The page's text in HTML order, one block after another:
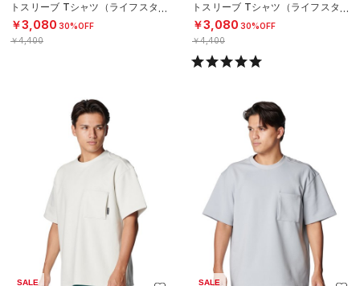
トスリーブ Tシャツ（ライフスタイ
ル/WOMEN）
￥3,080 30%OFF
￥4,400
トスリーブ Tシャツ（ライフスタイ
ル/WOMEN）
￥3,080 30%OFF
￥4,400
SALE SALE